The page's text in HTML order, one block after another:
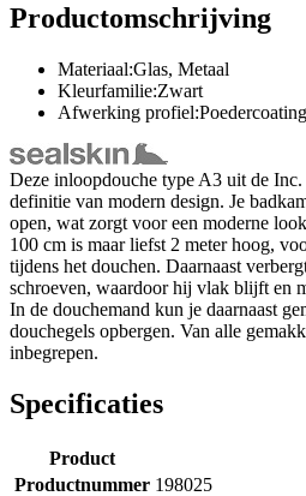
Productomschrijving
Materiaal:Glas, Metaal
Kleurfamilie:Zwart
Afwerking profiel:Poedercoating
Deze inloopdouche type A3 uit de Inc.
definitie van modern design. Je
open, wat zorgt voor een moderne
100 cm is maar liefst 2 meter hoog,
tijdens het douchen. Daarnaast
schroeven, waardoor hij vlak blijft en
In de douchemand kun je daarnaast
douchegels opbergen. Van alle
inbegrepen.
Specificaties
Product
Productnummer 198025